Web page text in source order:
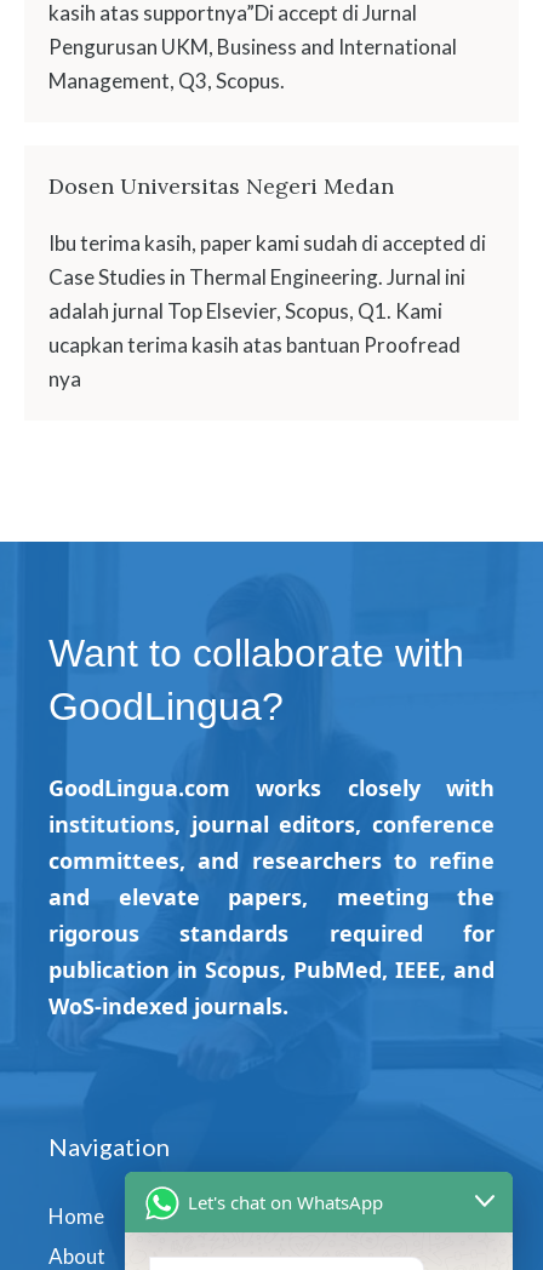
kasih atas supportnya”Di accept di Jurnal
Pengurusan UKM, Business and International
Management, Q3, Scopus.
Dosen Universitas Negeri Medan
Ibu terima kasih, paper kami sudah di accepted di
Case Studies in Thermal Engineering. Jurnal ini
adalah jurnal Top Elsevier, Scopus, Q1. Kami
ucapkan terima kasih atas bantuan Proofread
nya
Want to collaborate with
GoodLingua?
GoodLingua.com works closely with
institutions, journal editors, conference
committees, and researchers to refine
and elevate papers, meeting the
rigorous standards required for
publication in Scopus, PubMed, IEEE, and
WoS-indexed journals.
Navigation
Home
About
Let's chat on WhatsApp